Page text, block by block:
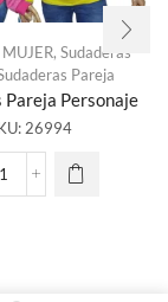
MUJER, Sudaderas
Pareja
Pareja Personaje
26994
Sudaderas